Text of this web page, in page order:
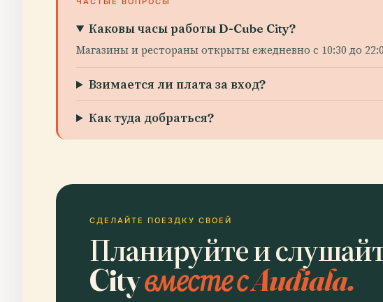
Каковы часы работы D-Cube City?
Магазины и рестораны открыты ежедневно с 10:30 до
Взимается ли плата за вход?
Как туда добраться?
СДЕЛАЙТЕ ПОЕЗДКУ СВОЕЙ
Планируйте и
Cityвместе с Audiala.